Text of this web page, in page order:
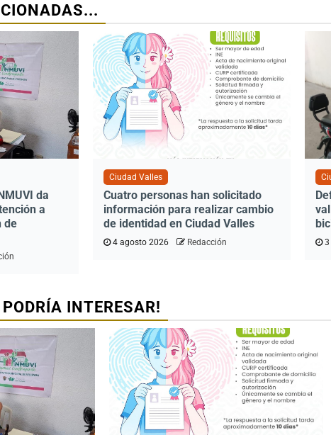
da
a
de
Ciudad Valles
Cuatro personas han solicitado
información para realizar cambio
de identidad en Ciudad Valles
4 agosto 2026 Redacción 3
INTERESAR!